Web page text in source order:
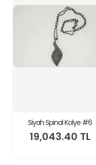
Siyah Spinal Kolye #6
19,043.40 TL